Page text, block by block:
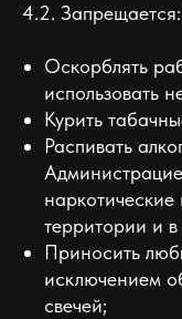
4.2. Запрещается:
Оскорблять
использовать
Курить
Распивать
территории и
Приносить
исключением
свечей;